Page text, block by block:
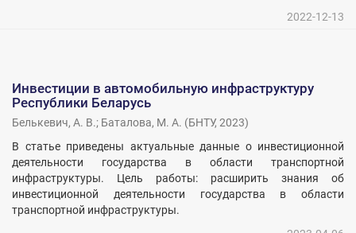
2022-12-13
Инвестиции в автомобильную инфраструктуру
Республики Беларусь
Белькевич, А. В.; Баталова, М. А. (БНТУ, 2023)
В статье приведены актуальные данные о инвестиционной
деятельности государства в области транспортной
инфраструктуры. Цель работы: расширить знания об
инвестиционной деятельности государства в области
транспортной инфраструктуры.